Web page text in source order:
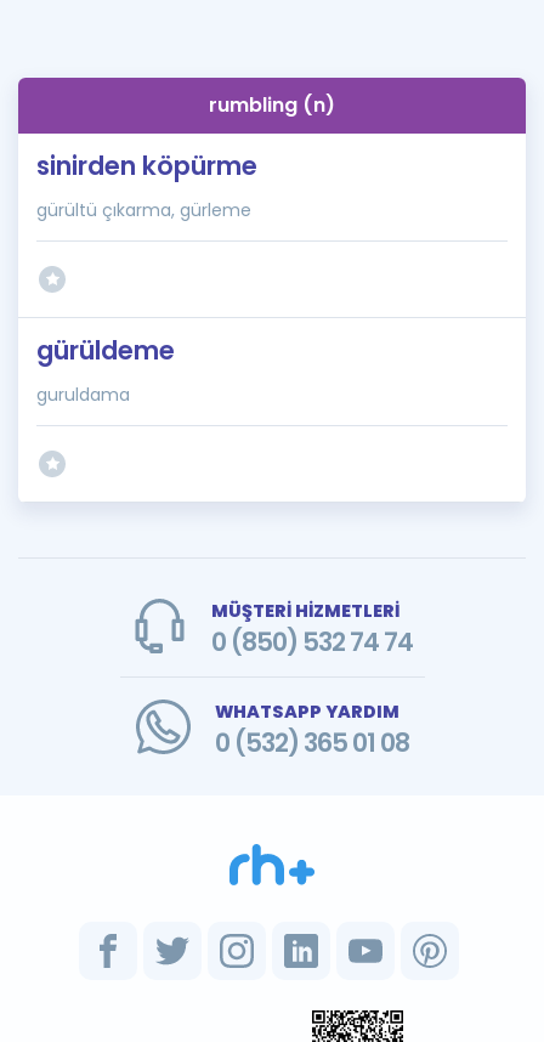
rumbling (n)
sinirden köpürme
gürültü çıkarma, gürleme
gürüldeme
guruldama
MÜŞTERİ HİZMETLERİ
0 (850) 532 74 74
WHATSAPP YARDIM
0 (532) 365 01 08